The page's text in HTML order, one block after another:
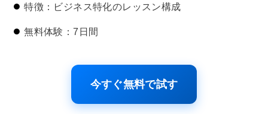
特徴：ビジネス特化のレッスン構成
無料体験：7日間
今すぐ無料で試す